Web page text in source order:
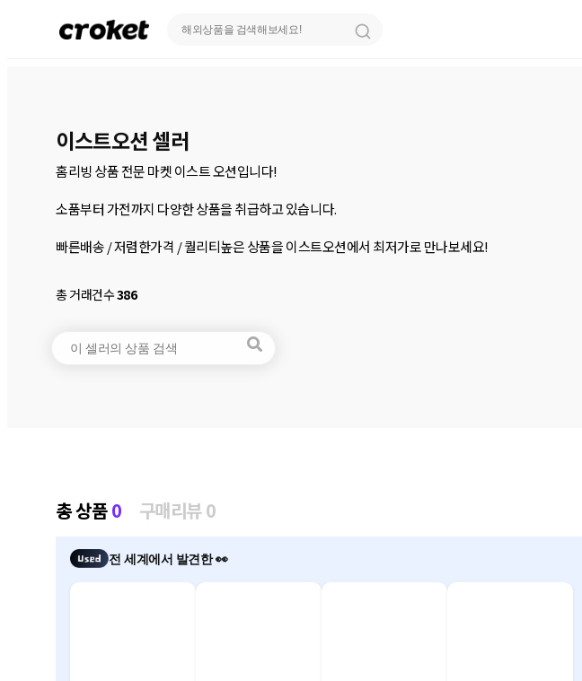
이스트오션 셀러
홈리빙 상품 전문 마켓 이스트 오션입니다!
소품부터 가전까지 다양한 상품을 취급하고 있습니다.
총 거래건수386
총 상품 0 구매리뷰 0
전 세계에서 발견한 👀